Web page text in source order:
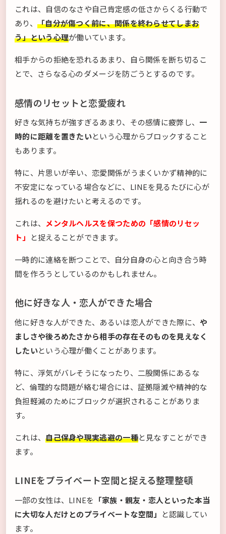
これは、自信のなさや自己肯定感の低さからくる行動で
あり、 「自分が傷つく前に、関係を終わらせてしまお
う」という心理が働いています。
相手からの拒絶を恐れるあまり、自ら関係を断ち切るこ
とで、さらなる心のダメージを防ごうとするのです。
感情のリセットと恋愛疲れ
好きな気持ちが強すぎるあまり、その感情に疲弊し、 一
時的に距離を置きたいという心理からブロックすること
もあります。
特に、片思いが辛い、恋愛関係がうまくいかず精神的に
不安定になっている場合などに、LINEを見るたびに心が
揺れるのを避けたいと考えるのです。
これは、 メンタルヘルスを保つための「感情のリセッ
ト」
と捉えることができます。
一時的に連絡を断つことで、自分自身の心と向き合う時
間を作ろうとしているのかもしれません。
他に好きな人・恋人ができた場合
他に好きな人ができた、あるいは恋人ができた際に、や
ましさや後ろめたさから相手の存在そのものを見えなく
したいという心理が働くことがあります。
特に、浮気がバレそうになったり、二股関係にあるな
ど、倫理的な問題が絡む場合には、証拠隠滅や精神的な
負担軽減のためにブロックが選択されることがありま
す。
これは、自己保身や現実逃避の一種と見なすことができ
ます。
LINEをプライベート空間と捉える整理整頓
一部の女性は、LINEを 「家族・親友・恋人といった本当
に大切な人だけとのプライベートな空間」
と認識してい
ます。